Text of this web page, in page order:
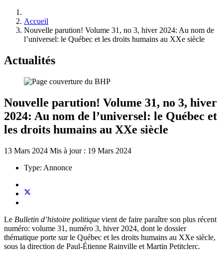
Accueil
Nouvelle parution! Volume 31, no 3, hiver 2024: Au nom de
l’universel: le Québec et les droits humains au XXe siècle
Actualités
Nouvelle parution! Volume 31, no 3, hiver
2024: Au nom de l’universel: le Québec et
les droits humains au XXe siècle
13 Mars 2024 Mis à jour : 19 Mars 2024
Type: Annonce
Le Bulletin d’histoire politique vient de faire paraître son plus récent
numéro: volume 31, numéro 3, hiver 2024, dont le dossier
thématique porte sur le Québec et les droits humains au XXe siècle,
sous la direction de Paul-Étienne Rainville et Martin Petitclerc.